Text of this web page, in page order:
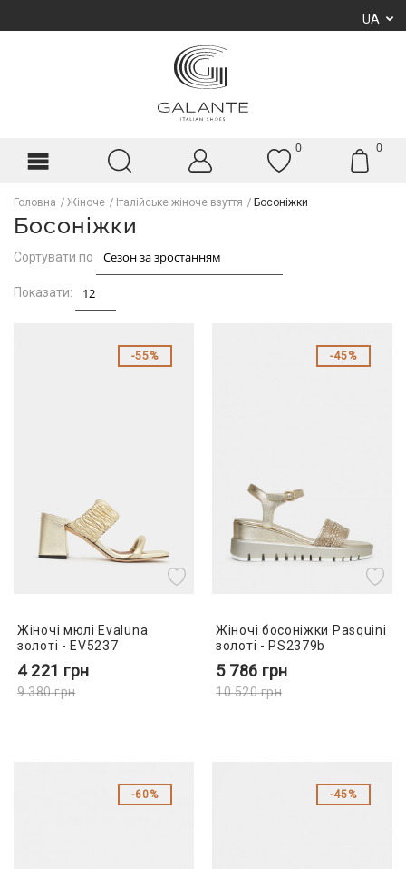
UA
0 0
Головна Жіноче Італійське жіноче взуття Босоніжки
Босоніжки
Сортувати по
Показати:
55%
Жіночі мюлі Evaluna
золоті - EV5237
4 221 грн
9 380грн
45%
Жіночі босоніжки Pasquini
золоті - PS2379b
5 786 грн
10 520грн
60% 45%